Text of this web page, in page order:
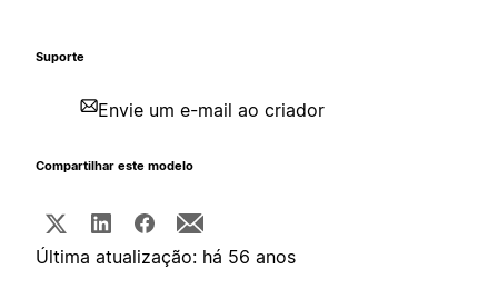
Suporte
Envie um e-mail ao criador
Compartilhar este modelo
Última atualização: há 56 anos